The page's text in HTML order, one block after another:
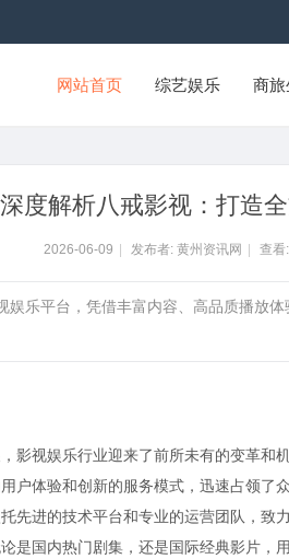
网站首页 综艺娱乐 商
深度解析八戒影视：打造
2026-06-09 发布者: 黄州资讯网 查
娱乐平台，凭借丰富内容、高品质播放
影视娱乐行业迎来了前所未有的变革
户体验和创新的服务模式，迅速占领了
先进的技术平台和专业的运营团队，
是国内热门剧集，还是国际经典影片，